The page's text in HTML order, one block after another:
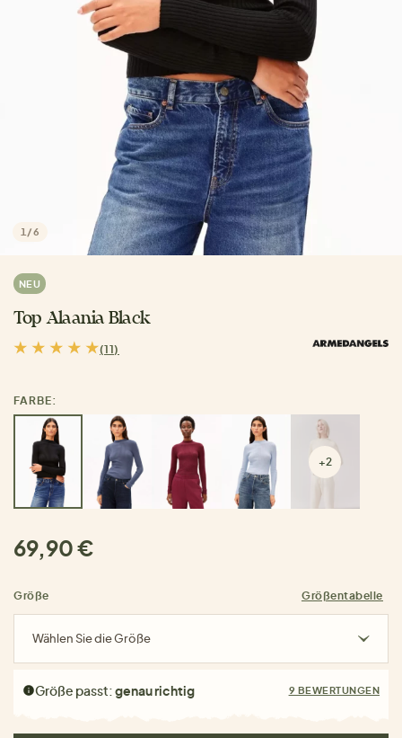
1 /6
NEU
Top Alaania Black
(11)
FARBE:
+2
69,90 €
Größe Größentabelle
Wählen Sie die Größe
Größe passt:genau richtig 9 BEWERTUNGEN